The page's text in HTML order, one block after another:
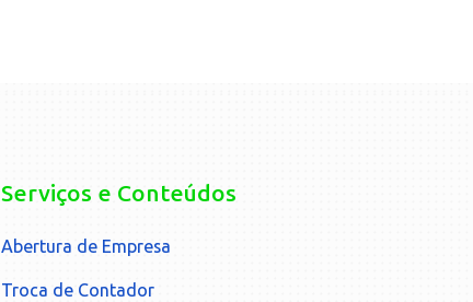
Serviços e Conteúdos
Abertura de Empresa
Troca de Contador